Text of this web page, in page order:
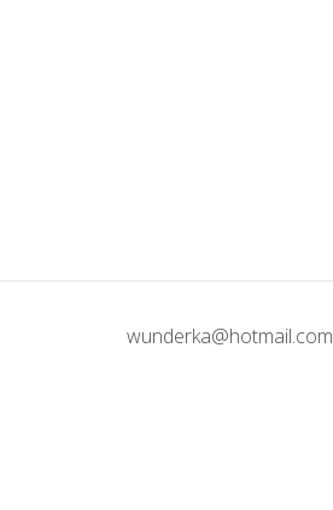
wunderka@hotmail.com